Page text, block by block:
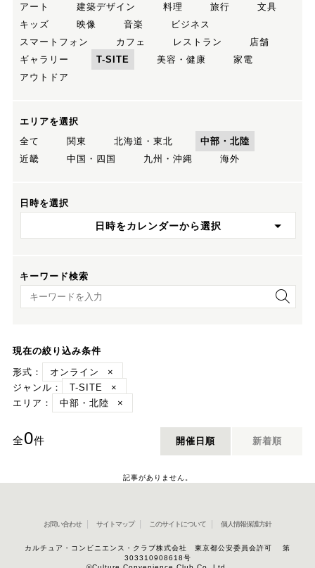
アート
建築デザイン 料理 旅行
文具
キッズ
映像 音楽
ビジネス
スマートフォン
カフェ レストラン
店舗
ギャラリー
T-SITE 美容・健康
家電
アウトドア
エリアを選択
全て
関東 北海道・東北
中部・北陸
近畿
中国・四国 九州・沖縄 海外
日時を選択
日時をカレンダーから選択
キーワード検索
キーワード検索
現在の絞り込み条件
形式：
オンライン
×
ジャンル：
T-SITE
×
エリア：
中部・北陸 ×
全0件 開催日順 新着順
記事がありません。
お問い合わせ サイトマップ このサイトについて 個人情報保護方針
カルチュア・コンビニエンス・クラブ株式会社 東京都公安委員会許可 第
303310908618号